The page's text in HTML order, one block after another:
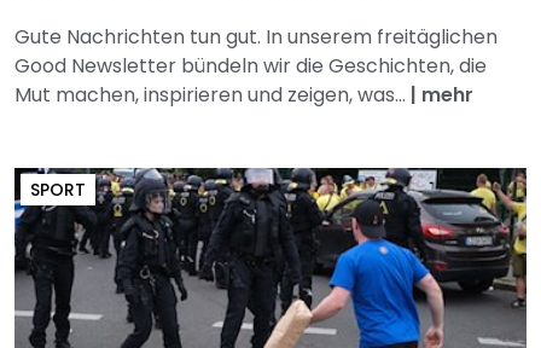
Gute Nachrichten tun gut. In unserem freitäglichen
Good Newsletter bündeln wir die Geschichten, die
Mut machen, inspirieren und zeigen, was... | mehr
SPORT